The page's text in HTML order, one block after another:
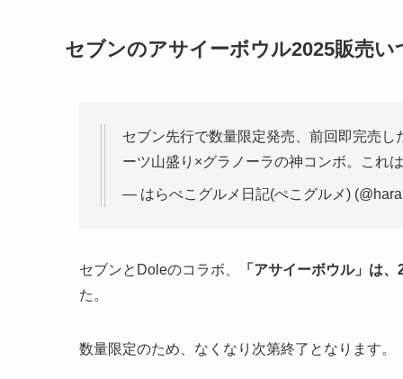
セブンのアサイーボウル2025販売い
セブン先行で数量限定発売、前回即完売
ーツ山盛り×グラノーラの神コンボ。これ
— はらぺこグルメ日記(ぺこグルメ)
セブンとDoleのコラボ、
「アサイーボウル」は
た。
数量限定のため、なくなり次第終了となります。